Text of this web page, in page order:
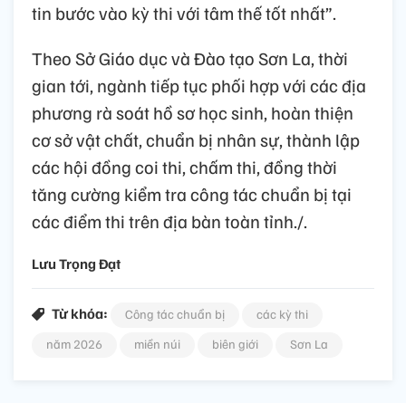
tin bước vào kỳ thi với tâm thế tốt nhất”.
Theo Sở Giáo dục và Đào tạo Sơn La, thời
gian tới, ngành tiếp tục phối hợp với các địa
phương rà soát hồ sơ học sinh, hoàn thiện
cơ sở vật chất, chuẩn bị nhân sự, thành lập
các hội đồng coi thi, chấm thi, đồng thời
tăng cường kiểm tra công tác chuẩn bị tại
các điểm thi trên địa bàn toàn tỉnh./.
Lưu Trọng Đạt
Từ khóa: Công tác chuẩn bị
các kỳ thi
năm 2026
miền núi biên giới Sơn La